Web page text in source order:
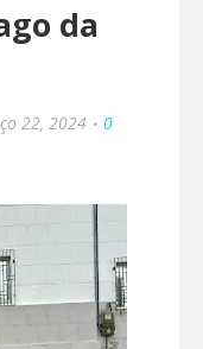
da
22, 2024
0